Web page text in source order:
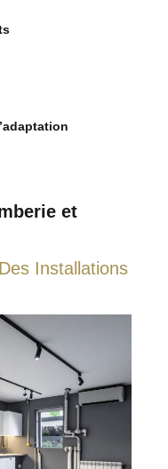
et
Installations